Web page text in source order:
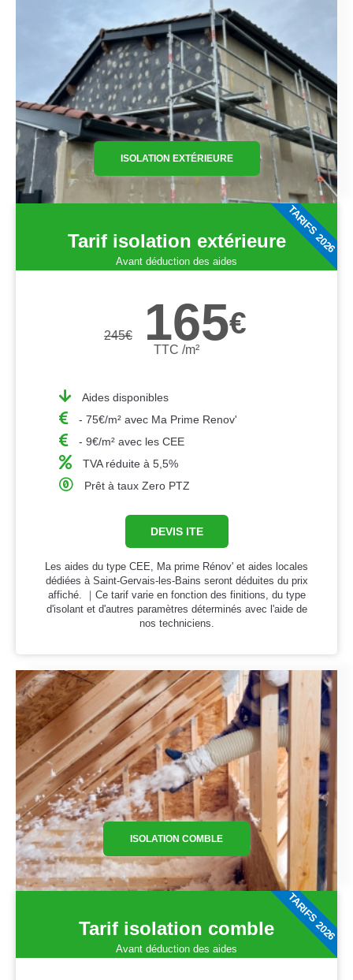
ISOLATION EXTÉRIEURE
Tarif isolation extérieure
Avant déduction des aides
245€ 165€
TTC /m²
Aides disponibles
- 75€/m² avec Ma Prime Renov'
- 9€/m² avec les CEE
TVA réduite à 5,5%
Prêt à taux Zero PTZ
DEVIS ITE
Les aides du type CEE, Ma prime Rénov' et aides locales
dédiées à Saint-Gervais-les-Bains seront déduites du prix
affiché. ｜Ce tarif varie en fonction des finitions, du type
d'isolant et d'autres paramètres déterminés avec l'aide de
nos techniciens.
TARIFS 2026
ISOLATION COMBLE
Tarif isolation comble
Avant déduction des aides
TARIFS 2026